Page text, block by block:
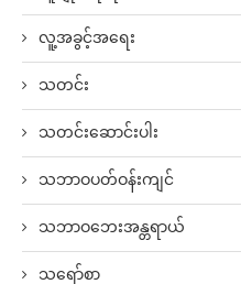
လူ့အခွင့်အရေး
သတင်း
သတင်းဆောင်းပါး
သဘာဝပတ်ဝန်းကျင်
သဘာဝဘေးအန္တရာယ်
သရော်စာ